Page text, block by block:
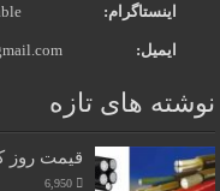
اینستاگرام:
ایمیل:
نوشته های تازه
قیمت روز
6,950